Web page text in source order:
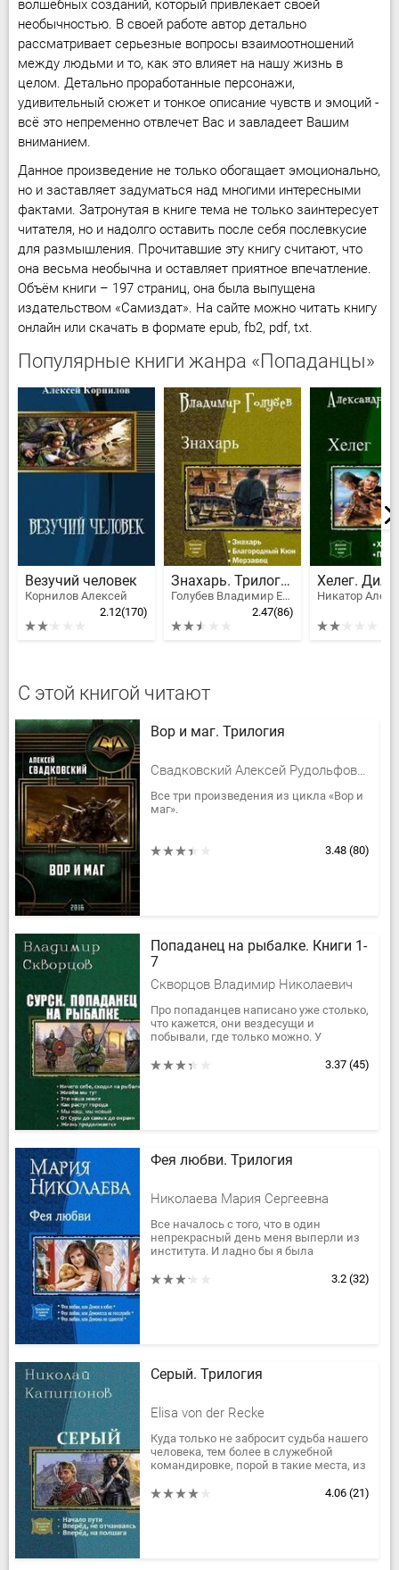
волшебных созданий, который привлекает своей
необычностью. В своей работе автор детально
рассматривает серьезные вопросы взаимоотношений
между людьми и то, как это влияет на нашу жизнь в
целом. Детально проработанные персонажи,
удивительный сюжет и тонкое описание чувств и эмоций -
всё это непременно отвлечет Вас и завладеет Вашим
вниманием.
Данное произведение не только обогащает эмоционально,
но и заставляет задуматься над многими интересными
фактами. Затронутая в книге тема не только заинтересует
читателя, но и надолго оставить после себя послевкусие
для размышления. Прочитавшие эту книгу считают, что
она весьма необычна и оставляет приятное впечатление.
Объём книги – 197 страниц, она была выпущена
издательством «Самиздат». На сайте можно читать книгу
онлайн или скачать в формате epub, fb2, pdf, txt.
Популярные книги жанра «Попаданцы»
Везучий человек
Корнилов Алексей
2.12(170)
Знахарь. Трилогия
Голубев Владимир Евгеньевич
2.47(86)
Хелег.
Никатор
С этой книгой читают
Вор и маг. Трилогия
Свадковский Алексей Рудольфович
Все три произведения из цикла «Вор и
маг».
3.48 (80)
Попаданец на рыбалке. Книги 1-
7
Скворцов Владимир Николаевич
Про попаданцев написано уже столько,
что кажется, они вездесущи и
побывали, где только можно. У
научив делать атомную бомбу и...3.37 (45)
Фея любви. Трилогия
Николаева Мария Сергеевна
Все началось с того, что в один
непрекрасный день меня выперли из
института. И ладно бы я была
чистая случайность! Ну и что, что3.2 (32)
Серый. Трилогия
Elisa von der Recke
Куда только не забросит судьба нашего
человека, тем более в служебной
командировке, порой в такие места, из
вовсе невозможно....
4.06 (21)